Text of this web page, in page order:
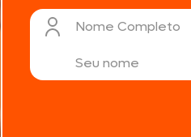
Nome Completo